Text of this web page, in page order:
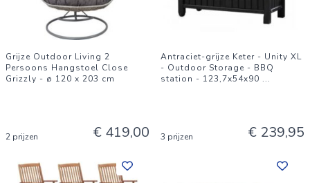
Grijze Outdoor Living 2
Persoons Hangstoel Close
Grizzly - ø 120 x 203 cm
2 prijzen € 419,00
Antraciet-grijze Keter - Unity XL
- Outdoor Storage - BBQ
station - 123,7x54x90 ...
3 prijzen € 239,95